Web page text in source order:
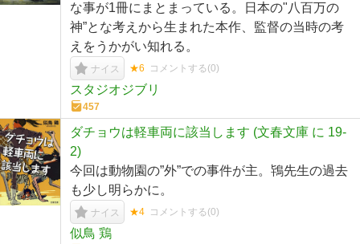
な事が1冊にまとまっている。日本の"八百万の
神”とな考えから生まれた本作、監督の当時の考
えをうかがい知れる。
ナイス ★6 コメントする(0)
スタジオジブリ
457
ダチョウは軽車両に該当します (文春文庫 に 19-
2)
今回は動物園の”外”での事件が主。鴇先生の過去
も少し明らかに。
ナイス ★4 コメントする(0)
似鳥 鶏